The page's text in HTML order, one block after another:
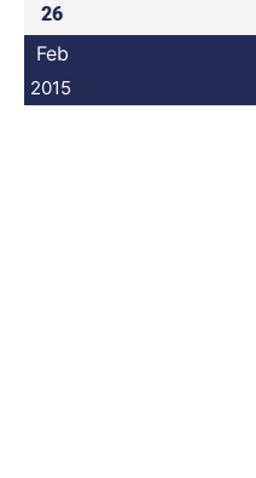
26
Feb
2015